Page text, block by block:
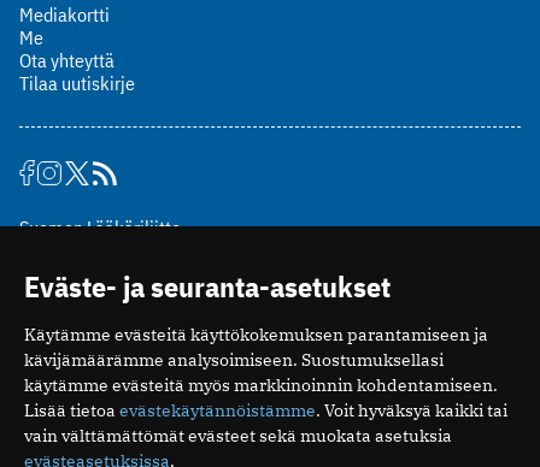
Mediakortti
Me
Ota yhteyttä
Tilaa uutiskirje
Suomen Lääkäriliitto
00510 Helsinki
puh. (09) 393 091
toimitus@potilaanlaakarilehti.fi
ISSN 2323-9476
Eväste- ja seuranta-asetukset
Käytämme evästeitä käyttökokemuksen parantamiseen ja
kävijämäärämme analysoimiseen. Suostumuksellasi
käytämme evästeitä myös markkinoinnin kohdentamiseen.
Lisää tietoa evästekäytännöistämme. Voit hyväksyä kaikki tai
vain välttämättömät evästeet sekä muokata asetuksia
evästeasetuksissa.